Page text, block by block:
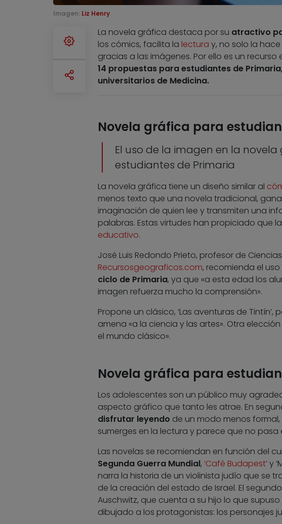
Imagen: Liz Henry
La novela gráfica destaca por su atractivo
los cómics, facilita la lectura y, no solo la
gracias a las imágenes. Por ello es un recurso
14 propuestas para estudiantes de
universitarios de Medicina.
Novela gráfica para
El uso de la imagen en la
estudiantes de Primaria
La novela gráfica tiene un diseño similar al
menos texto que una novela tradicional,
imaginación de quien lee y transmiten una
palabras. Estas virtudes han propiciado que
educativo.
José Luis Redondo Prieto, profesor de
Recursosgeograficos.com, recomienda el
ciclo de Primaria, ya que «a esta edad los
imagen refuerza mucho la comprensión».
Propone un clásico, ‘Las aventuras de
amena «a la ciencia y las artes». Otra
el mundo clásico».
Novela gráfica para
Los adolescentes son un público muy
aspecto gráfico que tanto les atrae. En
disfrutar leyendo de un modo menos
sumerges en la lectura y parece que no pasa
Las novelas se recomiendan en función del
Segunda Guerra Mundial, ‘Café Budapest’y
narra la historia de un violinista judío que se
de la creación del estado de Israel. El
Auschwitz, que cuenta a su hijo lo que
dibujado a los protagonistas: los personajes